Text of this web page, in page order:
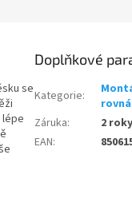
se
Doplňkové
Kategorie:
Záruka:
2 roky
EAN: